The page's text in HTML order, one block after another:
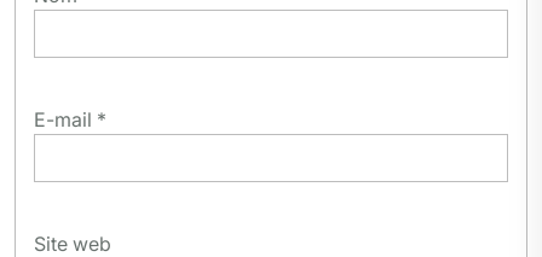
E-mail *
Site web